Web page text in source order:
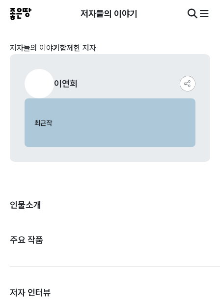
저자들의 이야기
저자들의 이야기 함께한 저자
이연희
최근작
인물소개
주요 작품
저자 인터뷰